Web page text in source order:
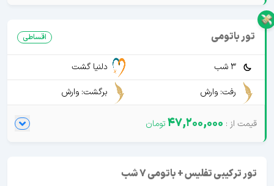
تور باتومی اقساطی
3 شب
دلنیا گشت
رفت: وارش
برگشت: وارش
47,200,000
تور ترکیبی تفلیس + باتومی 7 شب